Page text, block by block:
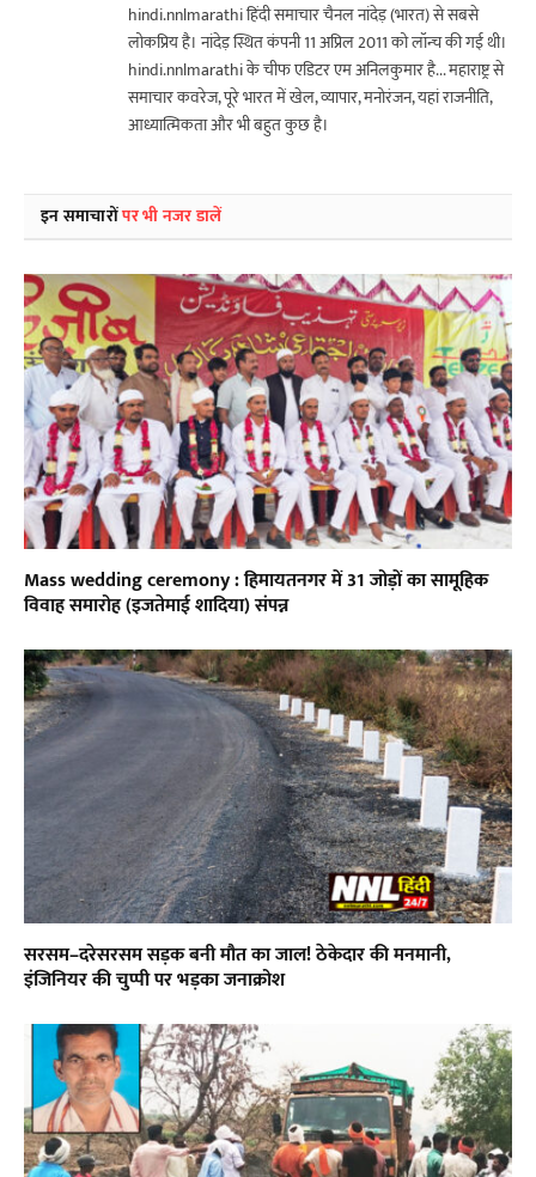
hindi.nnlmarathi हिंदी समाचार चैनल नांदेड़ (भारत) से सबसे
लोकप्रिय है। नांदेड़ स्थित कंपनी 11 अप्रिल 2011 को लॉन्च की गई थी।
hindi.nnlmarathi के चीफ एडिटर एम अनिलकुमार है... महाराष्ट्र से
समाचार कवरेज, पूरे भारत में खेल, व्यापार, मनोरंजन, यहां राजनीति,
आध्यात्मिकता और भी बहुत कुछ है।
इन समाचारोंपर भी नजर डालें
Mass wedding ceremony : हिमायतनगर में 31 जोड़ों का सामूहिक
विवाह समारोह (इजतेमाई शादिया) संपन्न
सरसम–दरेसरसम सड़क बनी मौत का जाल! ठेकेदार की मनमानी,
इंजिनियर की चुप्पी पर भड़का जनाक्रोश